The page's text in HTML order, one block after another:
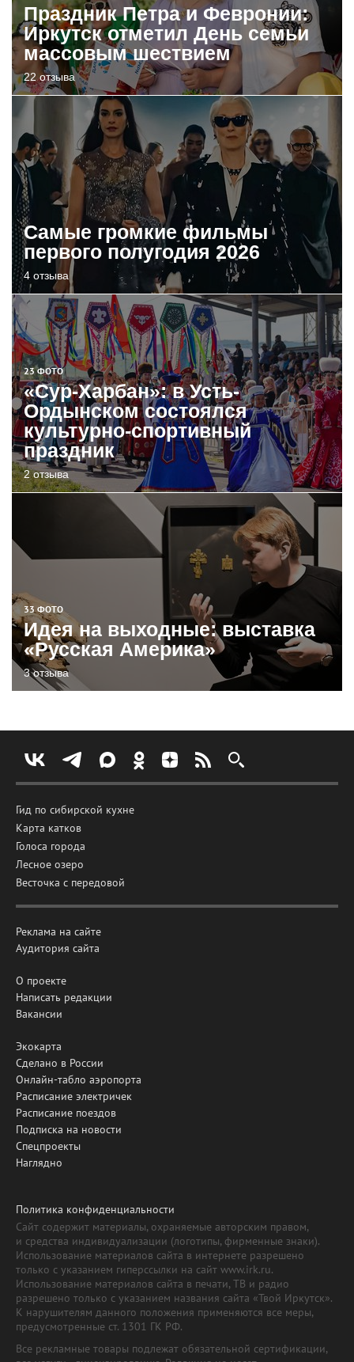
Праздник Петра и Февронии:
Иркутск отметил День семьи
массовым шествием
22 отзыва
Самые громкие фильмы
первого полугодия 2026
4 отзыва
23 ФОТО
«Сур-Харбан»: в Усть-
Ордынском состоялся
культурно-спортивный
праздник
2 отзыва
33 ФОТО
Идея на выходные: выставка
«Русская Америка»
3 отзыва
Гид по сибирской кухне
Карта катков
Голоса города
Лесное озеро
Весточка с передовой
Реклама на сайте
Аудитория сайта
О проекте
Написать редакции
Вакансии
Экокарта
Сделано в России
Онлайн-табло аэропорта
Расписание электричек
Расписание поездов
Подписка на новости
Спецпроекты
Наглядно
Политика конфиденциальности
Сайт содержит материалы, охраняемые авторским правом,
и средства индивидуализации (логотипы, фирменные знаки).
Использование материалов сайта в интернете разрешено
только с указанием гиперссылки на сайт www.irk.ru.
Использование материалов сайта в печати, ТВ и радио
разрешено только с указанием названия сайта «Твой Иркутск».
К нарушителям данного положения применяются все меры,
предусмотренные ст. 1301 ГК РФ.
Все рекламные товары подлежат обязательной сертификации,